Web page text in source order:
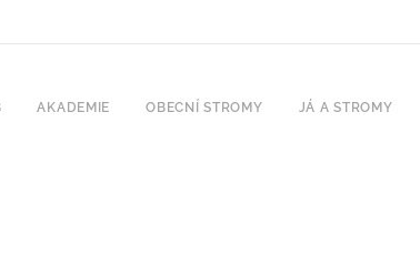
AKADEMIE OBECNÍ STROMY JÁ A STROMY